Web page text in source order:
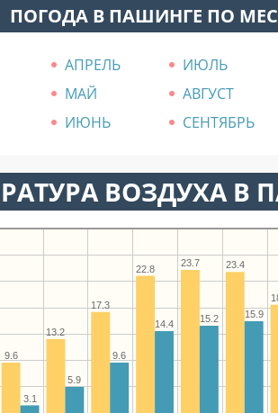
ПОГОДА В ПАШИНГЕ ПО
АПРЕЛЬ
ИЮЛЬ
МАЙ
АВГУСТ
ИЮНЬ СЕНТЯБРЬ
ВОЗДУХА В
23.4
23.7
22.8
17.3
13.2
9.6
15.9
15.2
14.4
9.6
5.9
3.1